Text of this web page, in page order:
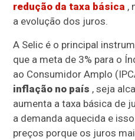
redução da taxa básica ,
a evolução dos juros.
A Selic é o principal
que a meta de 3% para o
ao Consumidor Amplo
inflação no país , seja
aumenta a taxa básica de
a demanda aquecida e
preços porque os juros